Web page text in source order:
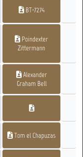
BT-7274
Poindexter
Zittermann
Alexander
Graham Bell
Tom el Chapuzas